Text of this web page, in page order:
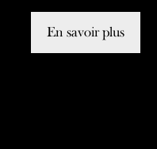
En savoir plus